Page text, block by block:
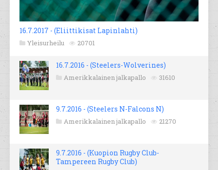
16.7.2017 - (Eliittikisat Lapinlahti)
Yleisurheilu 20701
16.7.2016 - (Steelers-Wolverines)
Amerikkalainen jalkapallo 31610
9.7.2016 - (Steelers N-Falcons N)
Amerikkalainen jalkapallo 21270
9.7.2016 - (Kuopion Rugby Club-
Tampereen Rugby Club)